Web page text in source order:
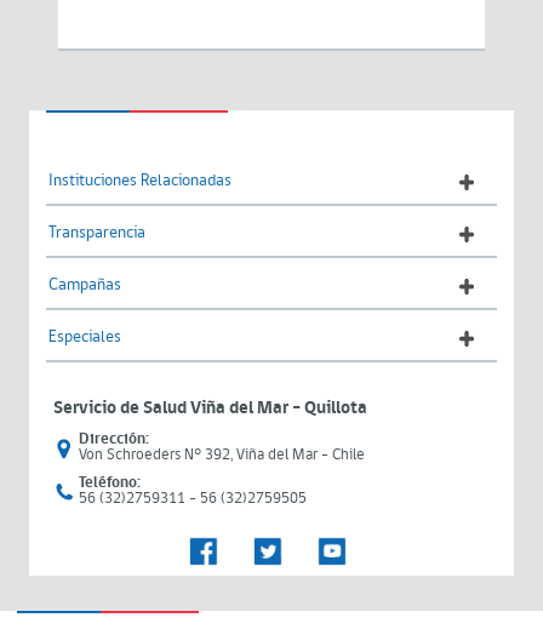
Instituciones Relacionadas
Transparencia
Campañas
Especiales
Servicio de Salud Viña del Mar – Quillota
Dirección:
Von Schroeders N° 392, Viña del Mar - Chile
Teléfono:
56 (32)2759311 - 56 (32)2759505